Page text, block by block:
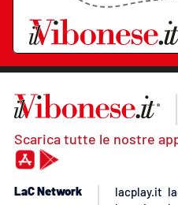
Scarica tutte le nostre
LaC Network
lacplay.it